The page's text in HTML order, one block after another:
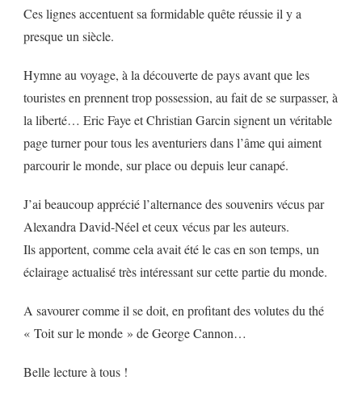
Ces lignes accentuent sa formidable quête réussie il y a
presque un siècle.
Hymne au voyage, à la découverte de pays avant que les
touristes en prennent trop possession, au fait de se surpasser, à
la liberté… Eric Faye et Christian Garcin signent un véritable
page turner pour tous les aventuriers dans l’âme qui aiment
parcourir le monde, sur place ou depuis leur canapé.
J’ai beaucoup apprécié l’alternance des souvenirs vécus par
Alexandra David-Néel et ceux vécus par les auteurs.
Ils apportent, comme cela avait été le cas en son temps, un
éclairage actualisé très intéressant sur cette partie du monde.
A savourer comme il se doit, en profitant des volutes du thé
« Toit sur le monde » de George Cannon…
Belle lecture à tous !